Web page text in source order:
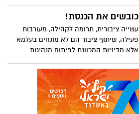
ברציפות, בהכללת אנשים עם מוגבלות שיכלית
בקהילה. אמש שוגר מכתב מעמותת אקים אל
ראש העיר אשדוד, בו הם מברכים את העיר
והעומדים בראשה בעשיה למען האוכלוסיה
שכל כך זקוקה לסיוע
כובשים את הכנסת!
עשייה ציבורית, תרומה לקהילה, מעורבות
פעילה, שיתוף ציבור הם לא מונחים בעלמא
אלא מדיניות המכוונת לפיתוח מנהיגות
הקהילתיים. השבוע הגיע לסיומו הקורס
הראשון של עוזרים פרלמנטרים ובוגרי הקורס
עלו ישר לכנסת, לזירה האמיתית, להתחיל
וליישם.